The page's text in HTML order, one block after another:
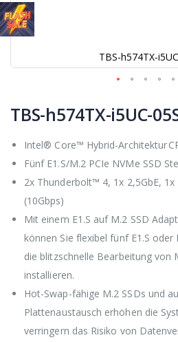
TBS-h574TX-
Anfang
der
springen
TBS-h574TX-i5UC-
Intel® Core™ Hybrid-Architektur
Fünf E1.S/M.2 PCIe NVMe SSD
2x Thunderbolt™ 4, 1x 2,5GbE, 1x
(10Gbps)
Mit einem E1.S auf M.2 SSD
können Sie flexibel fünf E1.S oder
die blitzschnelle Bearbeitung von
installieren.
Hot-Swap-fähige M.2 SSDs und
Plattenaustausch erhöhen die
verringern das Risiko von